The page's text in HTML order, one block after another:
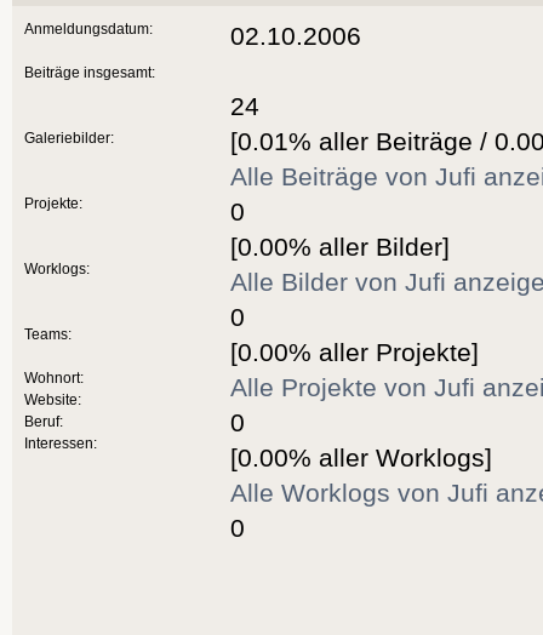
Anmeldungsdatum:
Beiträge insgesamt:
Galeriebilder:
Projekte:
Worklogs:
Teams:
Wohnort:
Website:
Beruf:
Interessen:
02.10.2006
24
[0.01% aller Beiträge /
Alle Beiträge von Jufi
0
[0.00% aller Bilder]
Alle Bilder von Jufi
0
[0.00% aller Projekte]
Alle Projekte von Jufi
0
[0.00% aller Worklogs]
Alle Worklogs von Jufi
0